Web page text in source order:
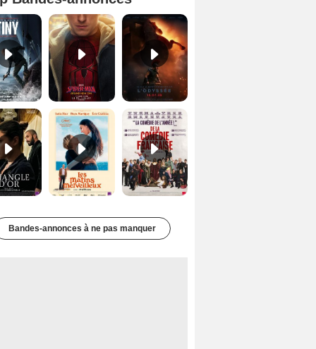
Mutiny Bande-annonce VO STFR Spider-Man: Brand New Day Bande-annonce VO STFR
Le Triangle d'or Bande-annonce VF De la Comédie-Française Teaser VF
Bandes-annonces à ne pas manquer